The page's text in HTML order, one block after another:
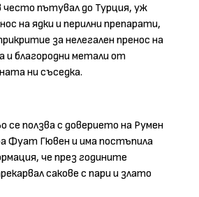
пътувал до Турция, уж
на ядки и перилни препарати,
за нелегален пренос на
и благородни метали от
ни съседка.
ползва с доверието на Румен
Фуат Гювен и има постъпила
че през годините
сакове с пари и злато